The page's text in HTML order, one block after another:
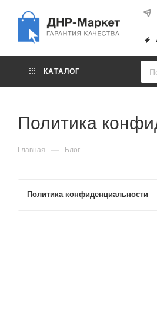
КАТАЛОГ
Политика
Главная — Блог
Политика конфиденциальности